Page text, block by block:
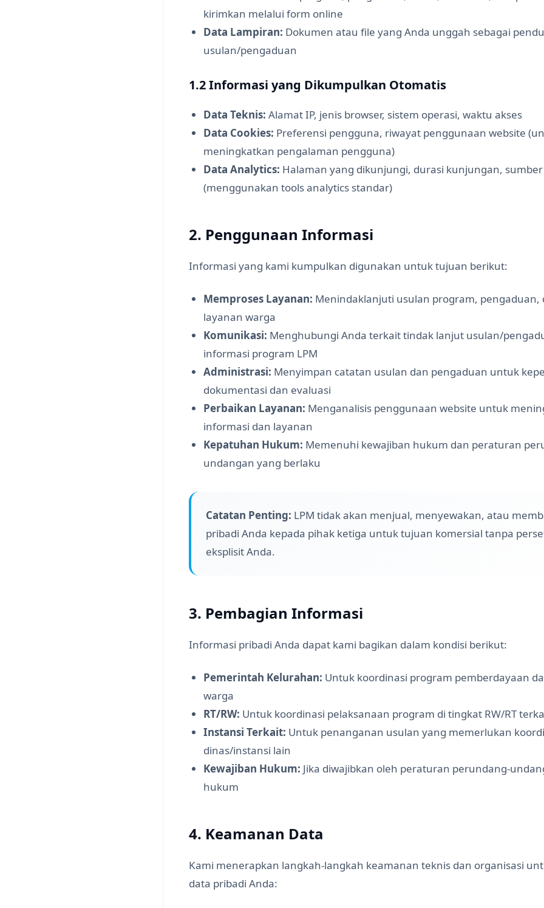
kirimkan melalui form online
Data Lampiran: Dokumen atau file yang Anda unggah sebagai
usulan/pengaduan
1.2 Informasi yang Dikumpulkan Otomatis
Data Teknis: Alamat IP, jenis browser, sistem operasi, waktu akses
Data Cookies: Preferensi pengguna, riwayat penggunaan website
meningkatkan pengalaman pengguna)
Data Analytics: Halaman yang dikunjungi, durasi kunjungan,
(menggunakan tools analytics standar)
2. Penggunaan Informasi
Informasi yang kami kumpulkan digunakan untuk tujuan berikut:
Memproses Layanan: Menindaklanjuti usulan program,
layanan warga
Komunikasi: Menghubungi Anda terkait tindak lanjut usulan/
informasi program LPM
Administrasi: Menyimpan catatan usulan dan pengaduan untuk
dokumentasi dan evaluasi
Perbaikan Layanan: Menganalisis penggunaan website untuk
informasi dan layanan
Kepatuhan Hukum: Memenuhi kewajiban hukum dan peraturan
undangan yang berlaku
Catatan Penting: LPM tidak akan menjual, menyewakan, atau
pribadi Anda kepada pihak ketiga untuk tujuan komersial tanpa
eksplisit Anda.
3. Pembagian Informasi
Informasi pribadi Anda dapat kami bagikan dalam kondisi berikut:
Pemerintah Kelurahan: Untuk koordinasi program pemberdayaan
warga
RT/RW: Untuk koordinasi pelaksanaan program di tingkat RW/RT
Instansi Terkait: Untuk penanganan usulan yang memerlukan
dinas/instansi lain
Kewajiban Hukum: Jika diwajibkan oleh peraturan perundang-
hukum
4. Keamanan Data
Kami menerapkan langkah-langkah keamanan teknis dan organisasi
data pribadi Anda: